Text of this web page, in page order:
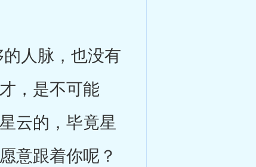
人脉，也没有
，是不可能
云的，毕竟星
意跟着你呢？